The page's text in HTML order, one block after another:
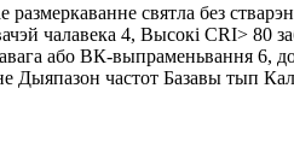
святла без
чалавека 4, Высокі CRI> 80
або ВК-выпраменьвання
частот Базавы тып